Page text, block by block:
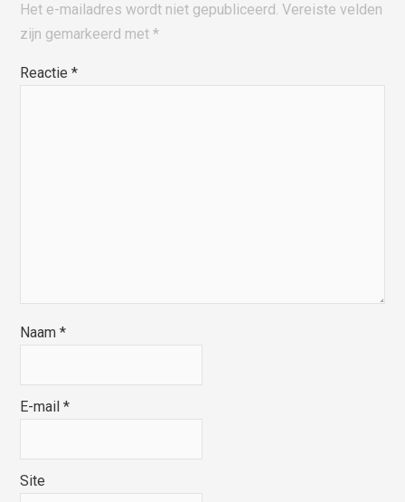
Het e-mailadres wordt niet gepubliceerd. Vereiste velden
zijn gemarkeerd met*
Reactie*
Naam*
E-mail*
Site